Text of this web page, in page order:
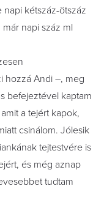
kétszáz-ötszáz
napi száz ml
hozzá Andi –, meg
befejeztével kaptam
a tejért kapok,
csinálom. Jólesik
tejtestvére is
és még aznap
tudtam